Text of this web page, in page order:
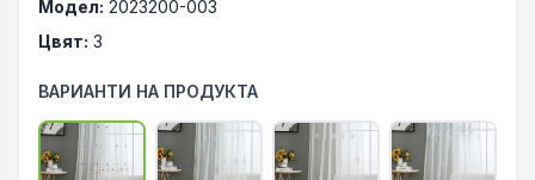
Модел: 2023200-003
Цвят: 3
ВАРИАНТИ НА ПРОДУКТА